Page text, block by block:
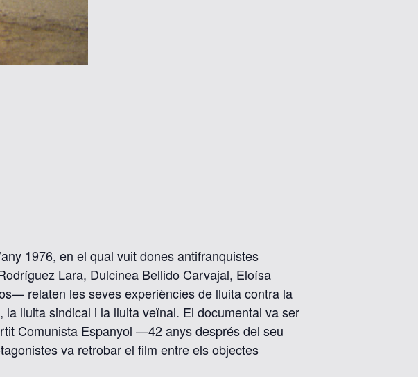
1976, en el qual vuit dones antifranquistes
Lara, Dulcinea Bellido Carvajal, Eloísa
relaten les seves experiències de lluita contra la
lluita sindical i la lluita veïnal. El documental va ser
Comunista Espanyol —42 anys després del seu
va retrobar el film entre els objectes